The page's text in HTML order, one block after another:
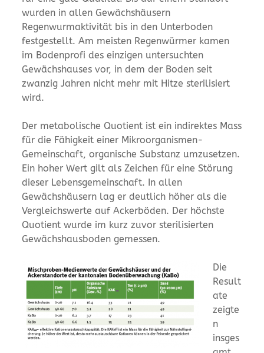
wurden in allen Gewächshäusern
Regenwurmaktivität bis in den Unterboden
festgestellt. Am meisten Regenwürmer kamen
im Bodenprofi des einzigen untersuchten
Gewächshauses vor, in dem der Boden seit
zwanzig Jahren nicht mehr mit Hitze sterilisiert
wird.
Der metabolische Quotient ist ein indirektes Mass
für die Fähigkeit einer Mikroorganismen-
Gemeinschaft, organische Substanz umzusetzen.
Ein hoher Wert gilt als Zeichen für eine Störung
dieser Lebensgemeinschaft. In allen
Gewächshäusern lag er deutlich höher als die
Vergleichswerte auf Ackerböden. Der höchste
Quotient wurde im kurz zuvor sterilisierten
Gewächshausboden gemessen.
Die
Result
ate
zeigte
n
insges